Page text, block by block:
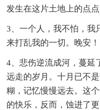
发生在这片土地上的点
3、一个人，我不怕，我
来打乱我的一切。晚安！
4、悲伤逆流成河，蔓延
远走的岁月。十月已不
糊，记忆慢慢远去。这
的快乐，反而，蚀进了